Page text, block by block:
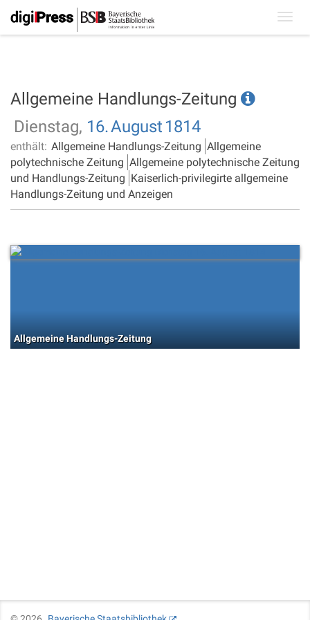
Allgemeine Handlungs-Zeitung
Dienstag, 16.August 1814
enthält: Allgemeine Handlungs-Zeitung Allgemeine
polytechnische Zeitung Allgemeine polytechnische Zeitung
und Handlungs-Zeitung Kaiserlich-privilegirte allgemeine
Handlungs-Zeitung und Anzeigen
Allgemeine Handlungs-Zeitung